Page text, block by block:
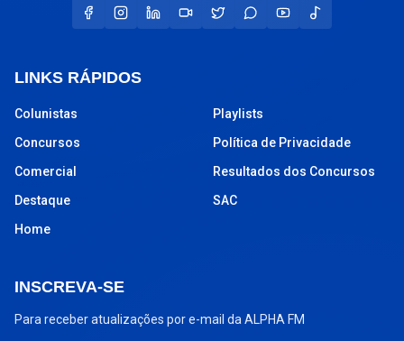
LINKS RÁPIDOS
Colunistas
Concursos
Comercial
Destaque
Home
Playlists
Política de Privacidade
Resultados dos Concursos
SAC
INSCREVA-SE
Para receber atualizações por e-mail da ALPHA FM